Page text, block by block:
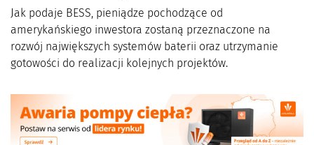
Jak podaje BESS, pieniądze pochodzące od
amerykańskiego inwestora zostaną przeznaczone na
rozwój największych systemów baterii oraz utrzymanie
gotowości do realizacji kolejnych projektów.